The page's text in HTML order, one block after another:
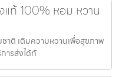
แท้ 100% หอม หวาน
าติ เติมความหวานเพื่อสุขภาพ
ารส่งได้ทั